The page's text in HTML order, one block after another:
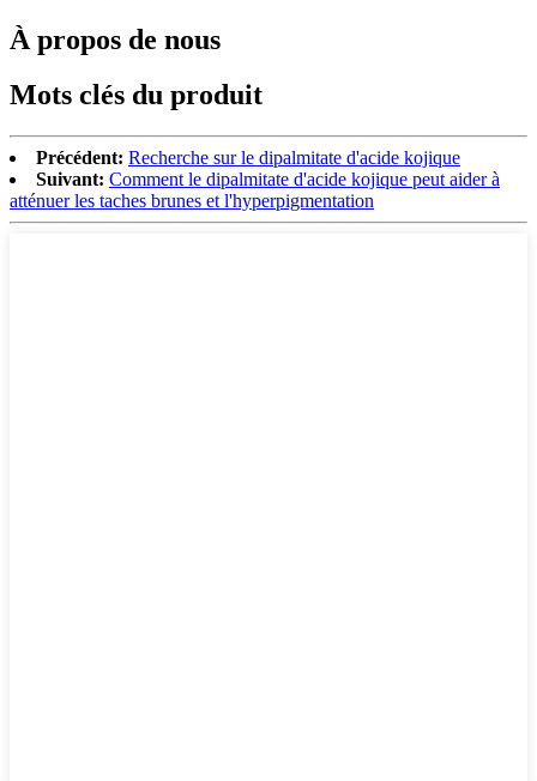
À propos de nous
Mots clés du produit
Précédent: Recherche sur le dipalmitate d'acide kojique
Suivant: Comment le dipalmitate d'acide kojique peut aider à
atténuer les taches brunes et l'hyperpigmentation